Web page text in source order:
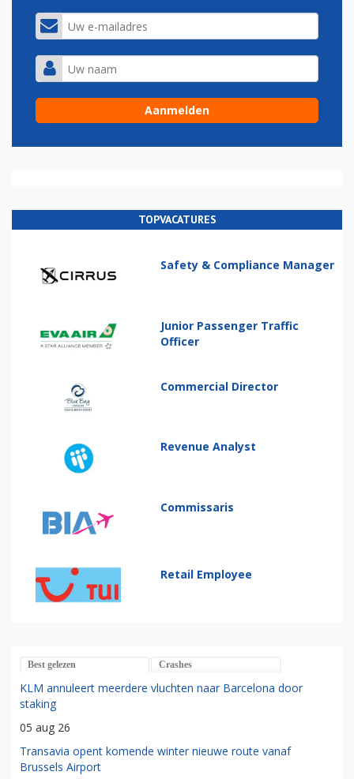
TOPVACATURES
Safety & Compliance Manager
Junior Passenger Traffic
Officer
Commercial Director
Revenue Analyst
Commissaris
Retail Employee
Best gelezen Crashes
KLM annuleert meerdere vluchten naar Barcelona door
staking
05 aug 26
Transavia opent komende winter nieuwe route vanaf
Brussels Airport